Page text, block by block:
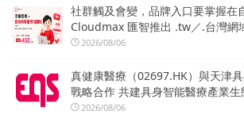
社群觸及會變，品牌入口要掌握在
Cloudmax 匯智推出 .tw／.台灣網
2026/08/06
真健康醫療（02697.HK）與天津
戰略合作 共建具身智能醫療產業生
2026/08/06